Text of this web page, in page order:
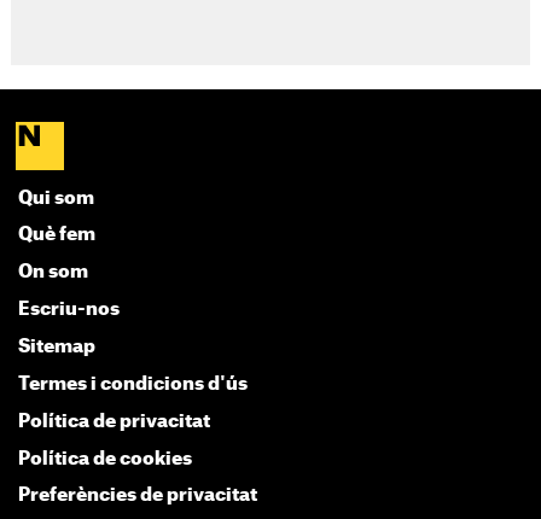
Qui som
Què fem
On som
Escriu-nos
Sitemap
Termes i condicions d'ús
Política de privacitat
Política de cookies
Preferències de privacitat